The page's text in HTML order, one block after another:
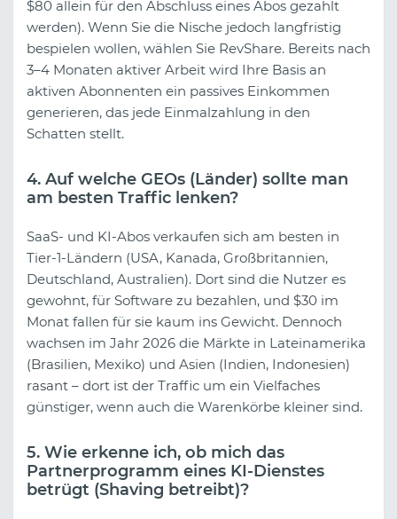
$80 allein für den Abschluss eines Abos gezahlt
werden). Wenn Sie die Nische jedoch langfristig
bespielen wollen, wählen Sie RevShare. Bereits nach
3–4 Monaten aktiver Arbeit wird Ihre Basis an
aktiven Abonnenten ein passives Einkommen
generieren, das jede Einmalzahlung in den
Schatten stellt.
4. Auf welche GEOs (Länder) sollte man
am besten Traffic lenken?
SaaS- und KI-Abos verkaufen sich am besten in
Tier-1-Ländern (USA, Kanada, Großbritannien,
Deutschland, Australien). Dort sind die Nutzer es
gewohnt, für Software zu bezahlen, und $30 im
Monat fallen für sie kaum ins Gewicht. Dennoch
wachsen im Jahr 2026 die Märkte in Lateinamerika
(Brasilien, Mexiko) und Asien (Indien, Indonesien)
rasant – dort ist der Traffic um ein Vielfaches
günstiger, wenn auch die Warenkörbe kleiner sind.
5. Wie erkenne ich, ob mich das
Partnerprogramm eines KI-Dienstes
betrügt (Shaving betreibt)?